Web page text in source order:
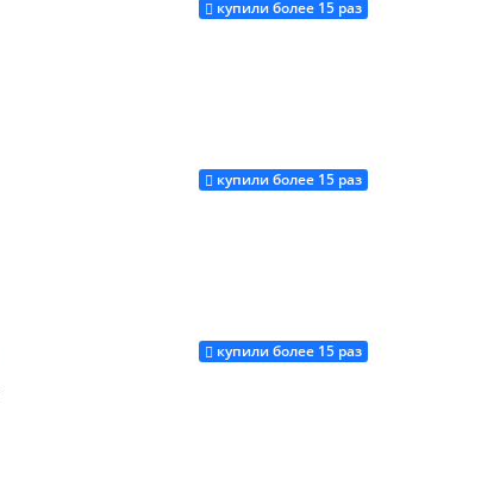
Купить
купили более 15 раз
Купить
купили более 15 раз
Купить
купили более 15 раз